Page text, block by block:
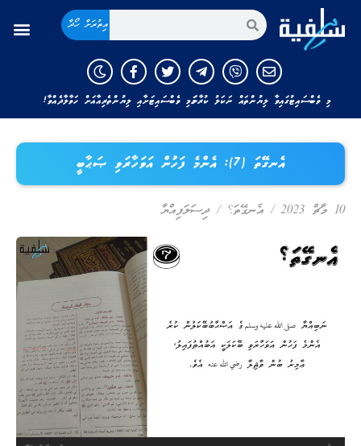
އިތުރަށް ހޯދާ
މި ވެބްސައިޓުގައިވާ ލިޔުންތައް ނަކަލު ކުރާނަމަ މި ވެބްސައިޓަށާއި ލިޔުންތެރިއާއަށް ހަވާލާދެއްވާ!
އެނގޭތަ (7): އެންމެ ފަހުން އަވަހާރަވި ޞަޙާބީ
10 މާޗް 2023 / އެނގޭތަ؟ / ދިސަލަފިއްޔާ